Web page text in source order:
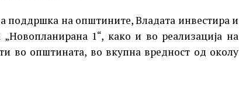
поддршка на општините, Владата инвестира и
1“, како и во реализација на
во општината, во вкупна вредност од околу